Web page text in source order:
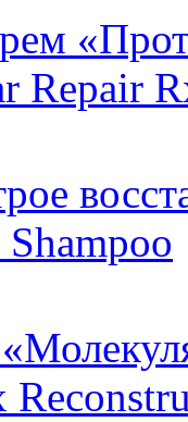
Repair